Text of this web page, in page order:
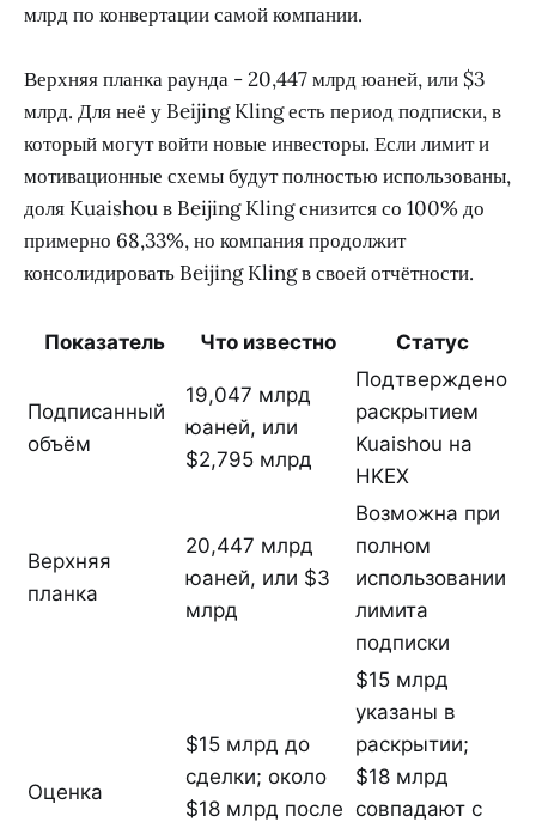
млрд по конвертации самой компании.
Верхняя планка раунда - 20,447 млрд юаней, или $3
млрд. Для неё у Beijing Kling есть период подписки, в
который могут войти новые инвесторы. Если лимит и
мотивационные схемы будут полностью использованы,
доля Kuaishou в Beijing Kling снизится со 100% до
примерно 68,33%, но компания продолжит
консолидировать Beijing Kling в своей отчётности.
Показатель Что известно Статус
Подписанный
объём
19,047 млрд
юаней, или
$2,795 млрд
Подтверждено
раскрытием
Kuaishou на
HKEX
Верхняя
планка
20,447 млрд
юаней, или $3
млрд
Возможна при
полном
использовании
лимита
подписки
Оценка
$15 млрд до
сделки; около
$18 млрд после
$15 млрд
указаны в
раскрытии;
$18 млрд
совпадают с